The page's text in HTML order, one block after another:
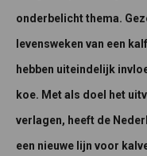
onderbelicht thema.
levensweken van een
hebben uiteindelijk
koe. Met als doel het
verlagen, heeft de
een nieuwe lijn voor